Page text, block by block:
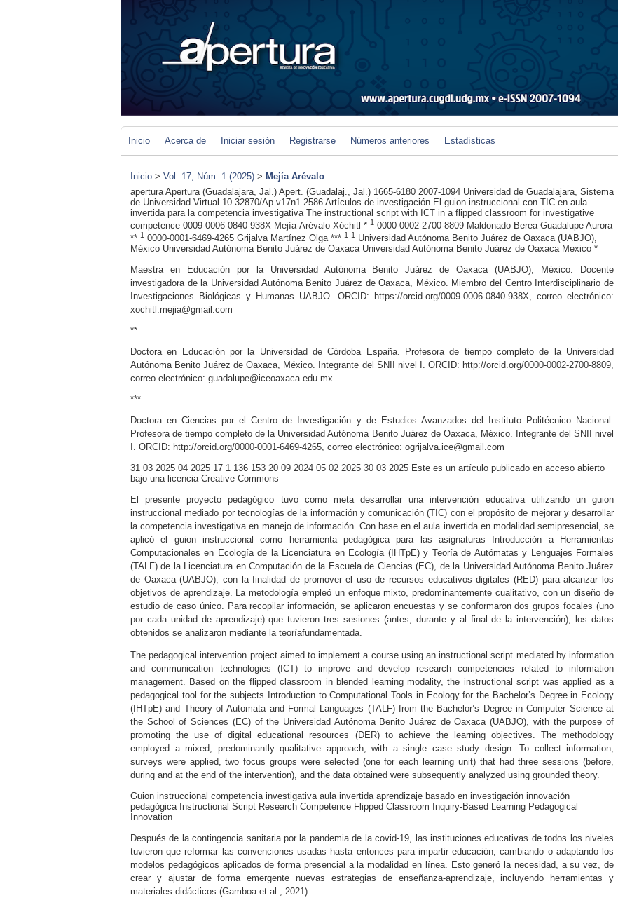
Inicio Acerca de Iniciar sesión Registrarse Números anteriores Estadísticas
Inicio > Vol. 17, Núm. 1 (2025) > Mejía Arévalo
apertura Apertura (Guadalajara, Jal.) Apert. (Guadalaj., Jal.) 1665-6180 2007-1094 Universidad de Guadalajara, Sistema
de Universidad Virtual 10.32870/Ap.v17n1.2586 Artículos de investigación El guion instruccional con TIC en aula
invertida para la competencia investigativa The instructional script with ICT in a flipped classroom for investigative
competence 0009-0006-0840-938X Mejía-Arévalo Xóchitl * 1 0000-0002-2700-8809 Maldonado Berea Guadalupe Aurora
** 1 0000-0001-6469-4265 Grijalva Martínez Olga *** 1 1 Universidad Autónoma Benito Juárez de Oaxaca (UABJO),
México Universidad Autónoma Benito Juárez de Oaxaca Universidad Autónoma Benito Juárez de Oaxaca Mexico *
Maestra en Educación por la Universidad Autónoma Benito Juárez de Oaxaca (UABJO), México. Docente
investigadora de la Universidad Autónoma Benito Juárez de Oaxaca, México. Miembro del Centro Interdisciplinario de
Investigaciones Biológicas y Humanas UABJO. ORCID:
https://orcid.org/0009-0006-0840-938X, correo electrónico:
xochitl.mejia@gmail.com
**
Doctora en Educación por la Universidad de Córdoba España. Profesora de tiempo completo de la Universidad
Autónoma Benito Juárez de Oaxaca, México. Integrante del SNII nivel I. ORCID: http://orcid.org/0000-0002-2700-8809,
correo electrónico: guadalupe@iceoaxaca.edu.mx
***
Doctora en Ciencias por el Centro de Investigación y de Estudios Avanzados del Instituto Politécnico Nacional.
Profesora de tiempo completo de la Universidad Autónoma Benito Juárez de Oaxaca, México. Integrante del SNII nivel
I. ORCID: http://orcid.org/0000-0001-6469-4265, correo electrónico: ogrijalva.ice@gmail.com
31 03 2025 04 2025 17 1 136 153 20 09 2024 05 02 2025 30 03 2025 Este es un artículo publicado en acceso abierto
bajo una licencia Creative Commons
El presente proyecto pedagógico tuvo como meta desarrollar una intervención educativa utilizando un guion
instruccional mediado por tecnologías de la información y comunicación (TIC) con el propósito de mejorar y desarrollar
la competencia investigativa en manejo de información. Con base en el aula invertida en modalidad semipresencial, se
aplicó el guion instruccional como herramienta pedagógica para las asignaturas Introducción a Herramientas
Computacionales en Ecología de la Licenciatura en Ecología (IHTpE) y Teoría de Autómatas y Lenguajes Formales
(TALF) de la Licenciatura en Computación de la Escuela de Ciencias (EC), de la Universidad Autónoma Benito Juárez
de Oaxaca (UABJO), con la finalidad de promover el uso de recursos educativos digitales (RED) para alcanzar los
objetivos de aprendizaje. La metodología empleó un enfoque mixto, predominantemente cualitativo, con un diseño de
estudio de caso único. Para recopilar información, se aplicaron encuestas y se conformaron dos grupos focales (uno
por cada unidad de aprendizaje) que tuvieron tres sesiones (antes, durante y al final de la intervención); los datos
obtenidos se analizaron mediante la teoríafundamentada.
The pedagogical intervention project aimed to implement a course using an instructional script mediated by information
and communication technologies (ICT) to improve and develop research competencies related to information
management. Based on the flipped classroom in blended learning modality, the instructional script was applied as a
pedagogical tool for the subjects Introduction to Computational Tools in Ecology for the Bachelor’s Degree in Ecology
(IHTpE) and Theory of Automata and Formal Languages (TALF) from the Bachelor’s Degree in Computer Science at
the School of Sciences (EC) of the Universidad Autónoma Benito Juárez de Oaxaca (UABJO), with the purpose of
promoting the use of digital educational resources (DER) to achieve the learning objectives. The methodology
employed a mixed, predominantly qualitative approach, with a single case study design. To collect information,
surveys were applied, two focus groups were selected (one for each learning unit) that had three sessions (before,
during and at the end of the intervention), and the data obtained were subsequently analyzed using grounded theory.
Guion instruccional competencia investigativa aula invertida aprendizaje basado en investigación innovación
pedagógica Instructional Script Research Competence Flipped Classroom Inquiry-Based Learning Pedagogical
Innovation
Después de la contingencia sanitaria por la pandemia de la covid-19, las instituciones educativas de todos los niveles
tuvieron que reformar las convenciones usadas hasta entonces para impartir educación, cambiando o adaptando los
modelos pedagógicos aplicados de forma presencial a la modalidad en línea. Esto generó la necesidad, a su vez, de
crear y ajustar de forma emergente nuevas estrategias de enseñanza-aprendizaje, incluyendo herramientas y
materiales didácticos (Gamboa et al., 2021).